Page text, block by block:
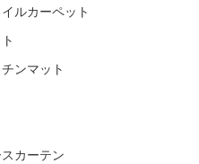
イルカーペット
ンマット
スカーテン